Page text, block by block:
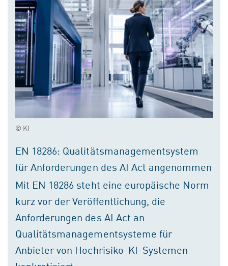
© KI
EN 18286: Qualitätsmanagementsystem
für Anforderungen des AI Act angenommen
Mit EN 18286 steht eine europäische Norm
kurz vor der Veröffentlichung, die
Anforderungen des AI Act an
Qualitätsmanagementsysteme für
Anbieter von Hochrisiko-KI-Systemen